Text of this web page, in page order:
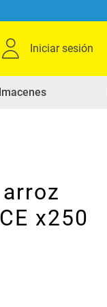
Iniciar sesión
x250